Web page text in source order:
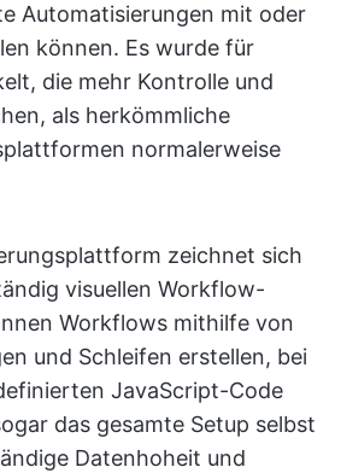
Automatisierungen mit oder
können. Es wurde für
die mehr Kontrolle und
als herkömmliche
normalerweise
zeichnet sich
visuellen Workflow-
Workflows mithilfe von
und Schleifen erstellen, bei
JavaScript-Code
das gesamte Setup selbst
Datenhoheit und